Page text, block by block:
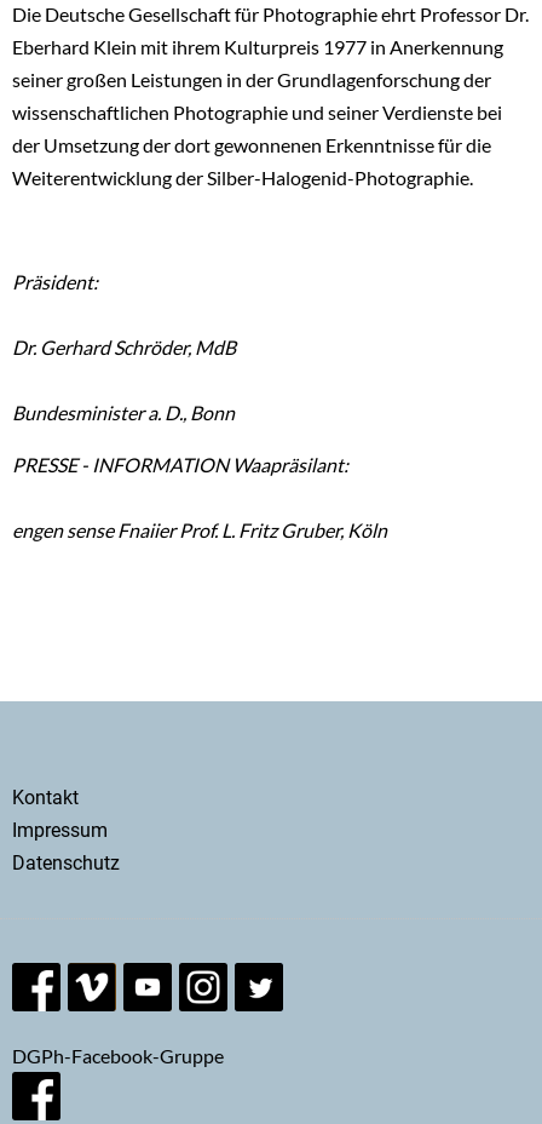
Die Deutsche Gesellschaft für Photographie ehrt Professor Dr.
Eberhard Klein mit ihrem Kulturpreis 1977 in Anerkennung
seiner großen Leistungen in der Grundlagenforschung der
wissenschaftlichen Photographie und seiner Verdienste bei
der Umsetzung der dort gewonnenen Erkenntnisse für die
Weiterentwicklung der Silber-Halogenid-Photographie.
Präsident:
Dr. Gerhard Schröder, MdB
Bundesminister a. D., Bonn
PRESSE - INFORMATION Waapräsilant:
engen sense Fnaiier Prof. L. Fritz Gruber, Köln
Secondary
menu
Kontakt
Impressum
Datenschutz
DGPh-Facebook-Gruppe